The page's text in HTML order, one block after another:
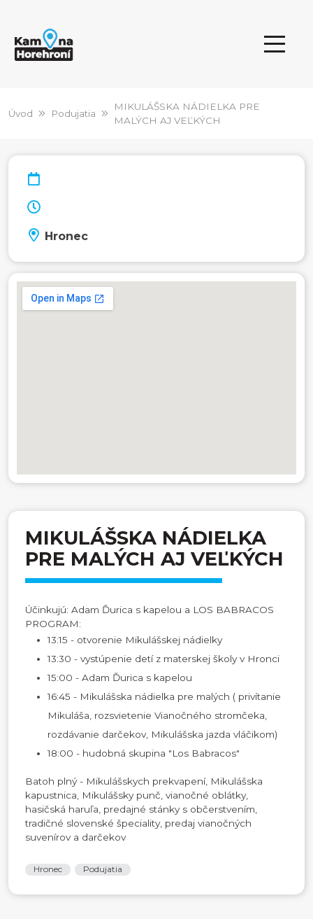
Úvod Podujatia
MIKULÁŠSKA NÁDIELKA PRE
MALÝCH AJ VEĽKÝCH
Hronec
MIKULÁŠSKA NÁDIELKA
PRE MALÝCH AJ VEĽKÝCH
Účinkujú: Adam Ďurica s kapelou a LOS BABRACOS
PROGRAM:
13:15 - otvorenie Mikulášskej nádielky
13:30 - vystúpenie detí z materskej školy v Hronci
15:00 - Adam Ďurica s kapelou
16:45 - Mikulášska nádielka pre malých ( privítanie
Mikuláša, rozsvietenie Vianočného stromčeka,
rozdávanie darčekov, Mikulášska jazda vláčikom)
18:00 - hudobná skupina "Los Babracos"
Batoh plný - Mikulášskych prekvapení, Mikulášska
kapustnica, Mikulášsky punč, vianočné oblátky,
hasičská haruľa, predajné stánky s občerstvením,
tradičné slovenské špeciality, predaj vianočných
suvenírov a darčekov
Hronec Podujatia